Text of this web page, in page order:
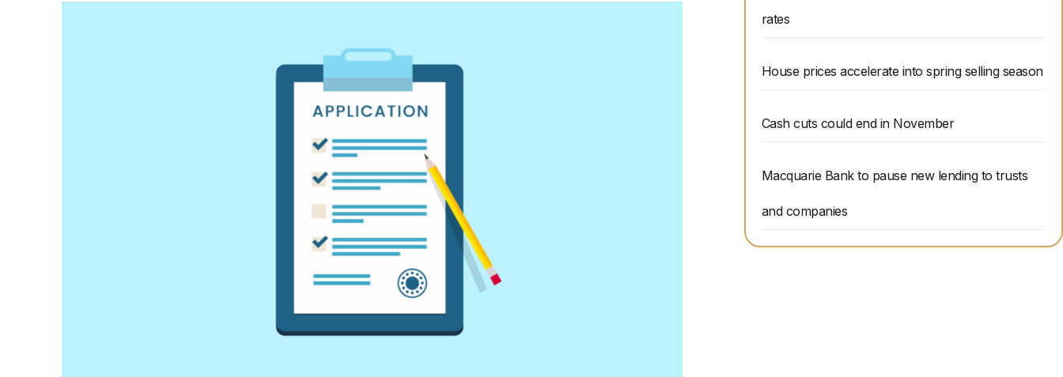
rates
House prices accelerate into spring selling season
Cash cuts could end in November
Macquarie Bank to pause new lending to trusts
and companies